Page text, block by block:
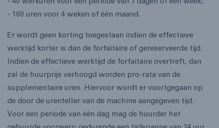
- 160 uren voor 4 weken of één maand.
Er wordt geen korting toegestaan indien de effectieve
werktijd korter is dan de forfaitaire of gereserveerde tijd.
Indien de effectieve werktijd de forfaitaire overtreft, dan
zal de huurprijs verhoogd worden pro-rata van de
supplementaire uren. Hiervoor wordt er voortgegaan op
de door de urenteller van de machine aangegeven tijd.
Voor een periode van één dag mag de huurder het